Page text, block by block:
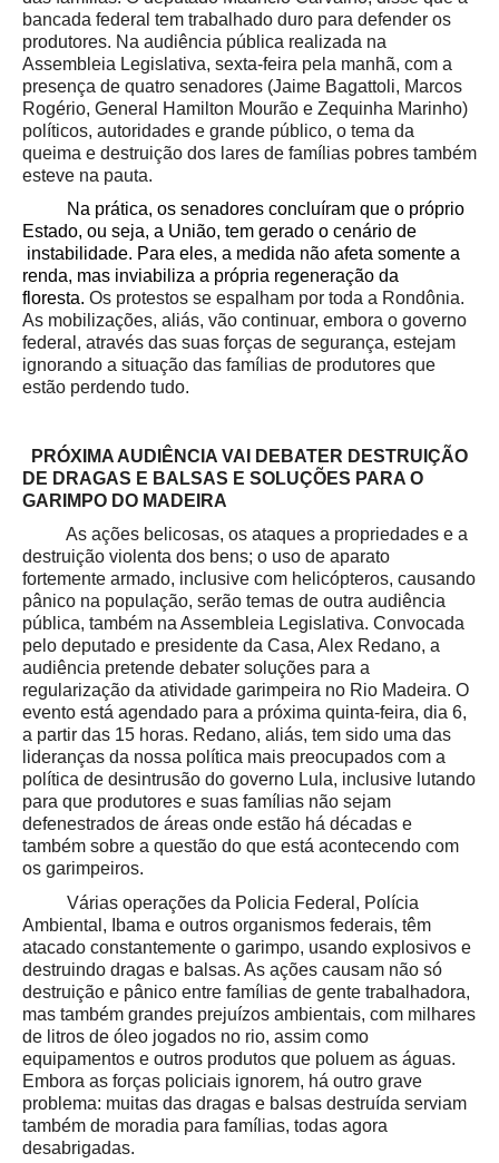
bancada federal tem trabalhado duro para defender os
produtores. Na audiência pública realizada na
Assembleia Legislativa, sexta-feira pela manhã, com a
presença de quatro senadores (Jaime Bagattoli, Marcos
Rogério, General Hamilton Mourão e Zequinha Marinho)
políticos, autoridades e grande público, o tema da
queima e destruição dos lares de famílias pobres também
esteve na pauta.
Na prática, os senadores concluíram que o próprio
Estado, ou seja, a União, tem gerado o cenário de
instabilidade. Para eles, a medida não afeta somente a
renda, mas inviabiliza a própria regeneração da
floresta. Os protestos se espalham por toda a Rondônia.
As mobilizações, aliás, vão continuar, embora o governo
federal, através das suas forças de segurança, estejam
ignorando a situação das famílias de produtores que
estão perdendo tudo.
PRÓXIMA AUDIÊNCIA VAI DEBATER DESTRUIÇÃO
DE DRAGAS E BALSAS E SOLUÇÕES PARA O
GARIMPO DO MADEIRA
As ações belicosas, os ataques a propriedades e a
destruição violenta dos bens; o uso de aparato
fortemente armado, inclusive com helicópteros, causando
pânico na população, serão temas de outra audiência
pública, também na Assembleia Legislativa. Convocada
pelo deputado e presidente da Casa, Alex Redano, a
audiência pretende debater soluções para a
regularização da atividade garimpeira no Rio Madeira. O
evento está agendado para a próxima quinta-feira, dia 6,
a partir das 15 horas. Redano, aliás, tem sido uma das
lideranças da nossa política mais preocupados com a
política de desintrusão do governo Lula, inclusive lutando
para que produtores e suas famílias não sejam
defenestrados de áreas onde estão há décadas e
também sobre a questão do que está acontecendo com
os garimpeiros.
Várias operações da Policia Federal, Polícia
Ambiental, Ibama e outros organismos federais, têm
atacado constantemente o garimpo, usando explosivos e
destruindo dragas e balsas. As ações causam não só
destruição e pânico entre famílias de gente trabalhadora,
mas também grandes prejuízos ambientais, com milhares
de litros de óleo jogados no rio, assim como
equipamentos e outros produtos que poluem as águas.
Embora as forças policiais ignorem, há outro grave
problema: muitas das dragas e balsas destruída serviam
também de moradia para famílias, todas agora
desabrigadas.